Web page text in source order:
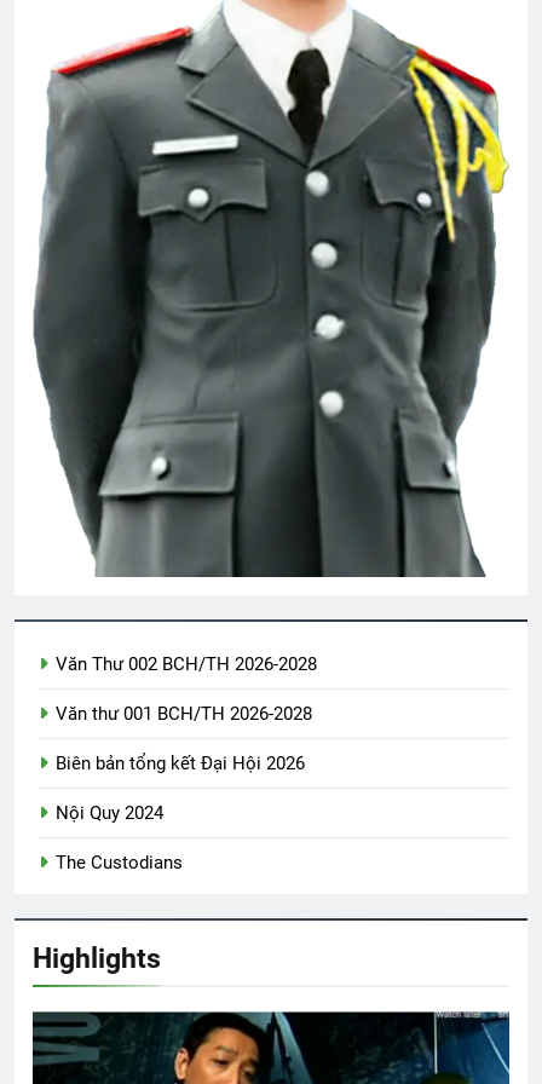
2 Years Ago
Trảng Bàng 1972
2 Years Ago
Ủng hộ Đại Hội Đoàn Kết Võ Bị Toàn
3 Years Ago
CTBCTY – Tập I – Chương 5
3 Years Ago
HOA ĐÀO (Lỗ Tấn)
3 Years Ago
3 Years Ago
Vĩnh Long 1965Ngủ Đi Em!
2 Years Ago
Thăm QP Phan Trọng Chinh K5/1
Văn Thư 002 BCH/TH 2026-2028
Văn thư 001 BCH/TH 2026-2028
Biên bản tổng kết Đại Hội 2026
Nội Quy 2024
The Custodians
Highlights